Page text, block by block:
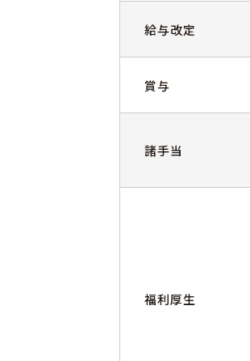
給与改定
賞与
諸手当
福利厚生